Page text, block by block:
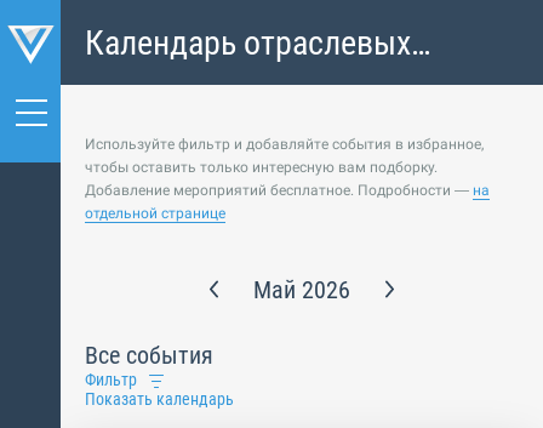
Календарь отраслевых
событий
Используйте фильтр и добавляйте события в избранное,
чтобы оставить только интересную вам подборку.
Добавление мероприятий бесплатное. Подробности — на
отдельной странице
Май 2026
Все события
Фильтр
Показать календарь